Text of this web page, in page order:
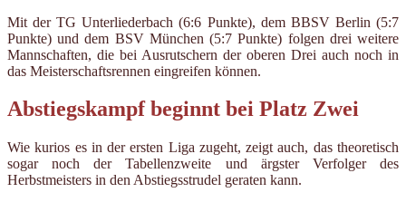
Mit der TG Unterliederbach (6:6 Punkte), dem BBSV Berlin (5:7
Punkte) und dem BSV München (5:7 Punkte) folgen drei weitere
Mannschaften, die bei Ausrutschern der oberen Drei auch noch in
das Meisterschaftsrennen eingreifen können.
Abstiegskampf beginnt bei Platz Zwei
Wie kurios es in der ersten Liga zugeht, zeigt auch, das theoretisch
sogar noch der Tabellenzweite und ärgster Verfolger des
Herbstmeisters in den Abstiegsstrudel geraten kann.